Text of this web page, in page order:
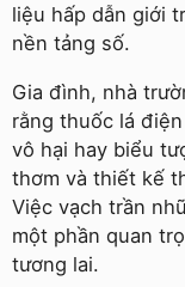
liệu hấp dẫn giới
nền tảng số.
Gia đình, nhà
rằng thuốc lá
vô hại hay biểu
thơm và thiết kế
Việc vạch trần
một phần quan
tương lai.